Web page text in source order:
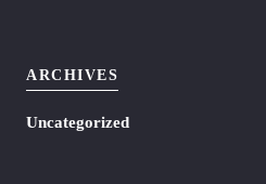
ARCHIVES
Uncategorized